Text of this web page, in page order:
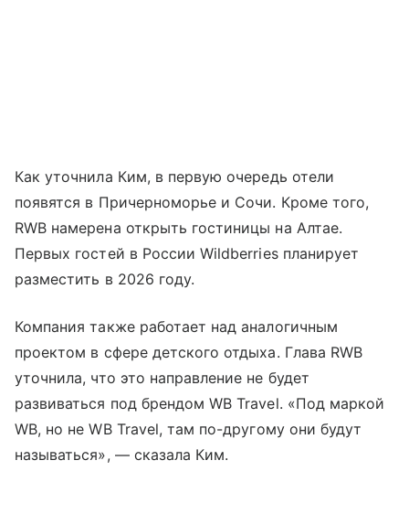
Как уточнила Ким, в первую очередь отели
появятся в Причерноморье и Сочи. Кроме того,
RWB намерена открыть гостиницы на Алтае.
Первых гостей в России Wildberries планирует
разместить в 2026 году.
Компания также работает над аналогичным
проектом в сфере детского отдыха. Глава RWB
уточнила, что это направление не будет
развиваться под брендом WB Travel. «Под маркой
WB, но не WB Travel, там по-другому они будут
называться», — сказала Ким.